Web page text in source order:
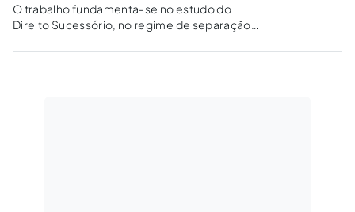
O trabalho fundamenta-se no estudo do
Direito Sucessório, no regime de separação
se no artigo 1.829 do Código Civil.